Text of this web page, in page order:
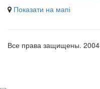
Показати на мапі
Все права защищены.